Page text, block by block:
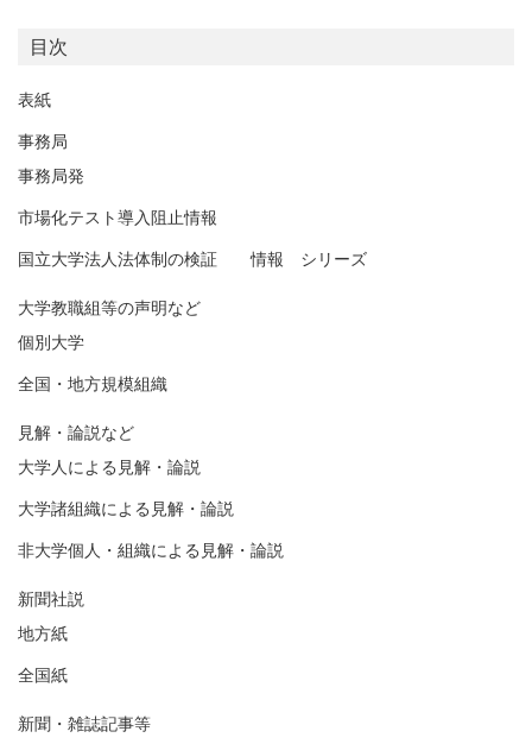
目次
表紙
事務局
事務局発
市場化テスト導入阻止情報
国立大学法人法体制の検証 情報 シリーズ
大学教職組等の声明など
個別大学
全国・地方規模組織
見解・論説など
大学人による見解・論説
大学諸組織による見解・論説
非大学個人・組織による見解・論説
新聞社説
地方紙
全国紙
新聞・雑誌記事等